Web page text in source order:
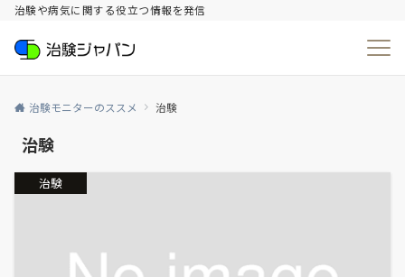
治験や病気に関する役立つ情報を発信
治験モニターのススメ 治験
治験
治験